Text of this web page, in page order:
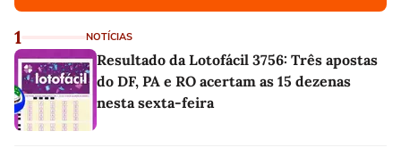
1 NOTÍCIAS
Resultado da Lotofácil 3756: Três apostas
do DF, PA e RO acertam as 15 dezenas
nesta sexta-feira